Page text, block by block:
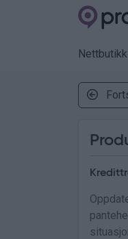
Nettbutikk